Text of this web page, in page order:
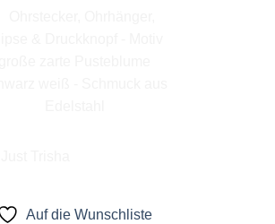
Auf die Wunschliste